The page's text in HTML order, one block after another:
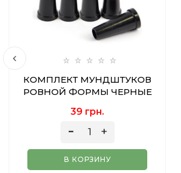
КОМПЛЕКТ МУНДШТУКОВ
РОВНОЙ ФОРМЫ ЧЕРНЫЕ
39 грн.
В КОРЗИНУ